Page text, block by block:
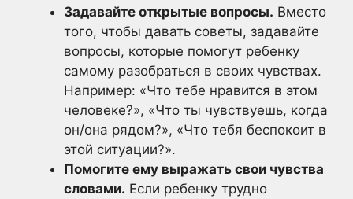
Задавайте открытые вопросы. Вместо
того, чтобы давать советы, задавайте
вопросы, которые помогут ребенку
самому разобраться в своих чувствах.
Например: «Что тебе нравится в этом
человеке?», «Что ты чувствуешь, когда
он/она рядом?», «Что тебя беспокоит в
этой ситуации?».
Помогите ему выражать свои чувства
словами. Если ребенку трудно